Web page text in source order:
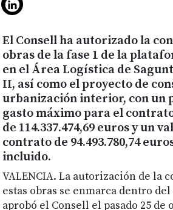
El Consell ha autorizado la
obras de la fase 1 de la
en el Área Logística de
II, así como el proyecto de
urbanización interior, con un
gasto máximo para el
de 114.337.474,69 euros y un
contrato de 94.493.780,74
incluido.
VALENCIA. La autorización de la
estas obras se enmarca dentro
aprobó el Consell el pasado 25 de